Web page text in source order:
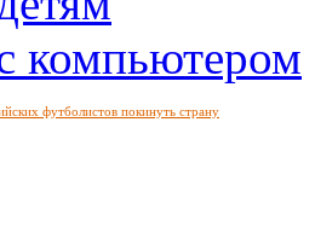
компьютером
футболистов покинуть страну